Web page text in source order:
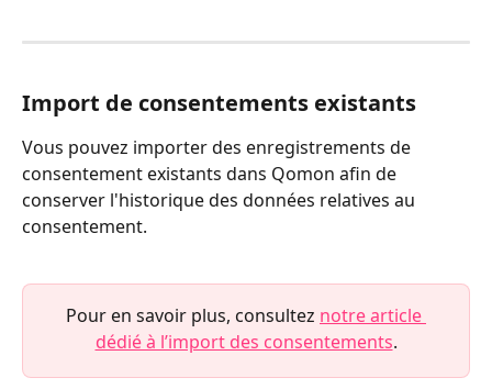
Import de consentements existants
Vous pouvez importer des enregistrements de
consentement existants dans Qomon afin de
conserver l'historique des données relatives au
consentement.
Pour en savoir plus, consultez notre article
dédié à l’import des consentements.